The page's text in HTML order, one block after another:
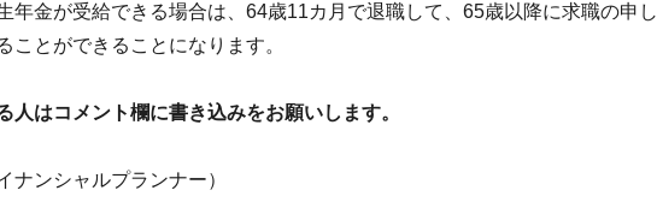
年金が受給できる場合は、64歳11カ月で退職して、65歳以降に求職の申し
ことができることになります。
はコメント欄に書き込みをお願いします。
ナンシャルプランナー）